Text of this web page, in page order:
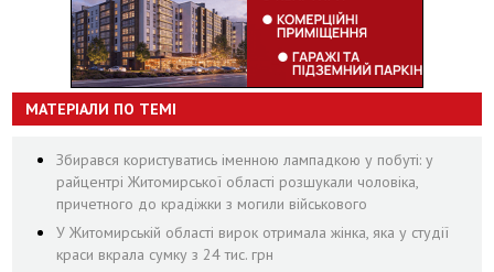
МАТЕРІАЛИ ПО ТЕМІ
Збирався користуватись іменною лампадкою у побуті: у
райцентрі Житомирської області розшукали чоловіка,
причетного до крадіжки з могили військового
У Житомирській області вирок отримала жінка, яка у студії
краси вкрала сумку з 24 тис. грн